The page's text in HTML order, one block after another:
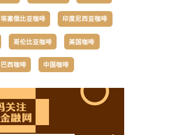
埃塞俄比亚咖啡 印度尼西亚咖啡
哥伦比亚咖啡 美国咖啡
巴西咖啡 中国咖啡